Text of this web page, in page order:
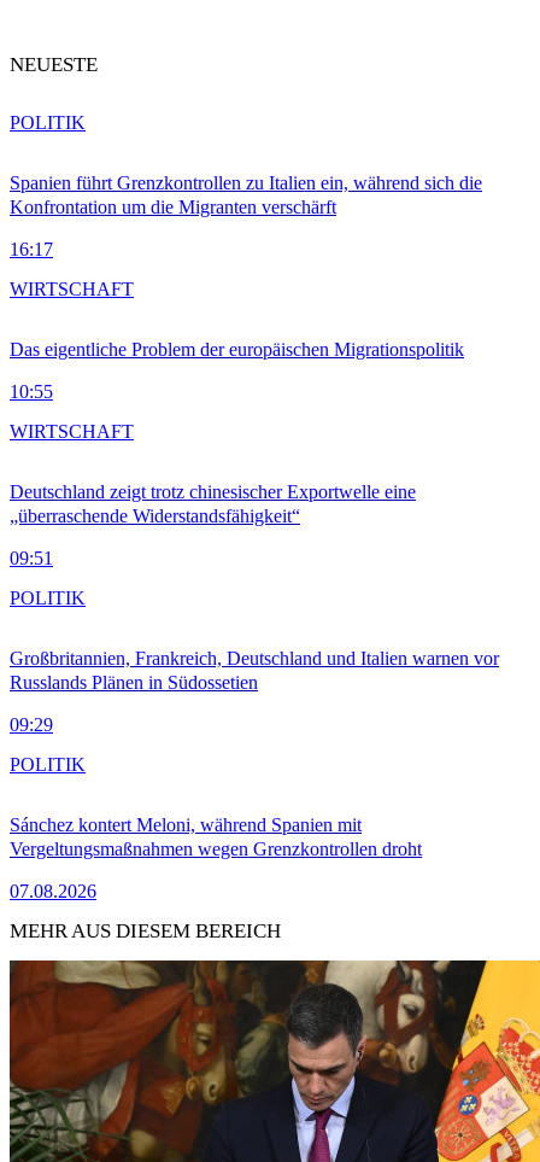
NEUESTE
Spanien führt Grenzkontrollen zu Italien ein, während sich die
Konfrontation um die Migranten verschärft
16:17
POLITIK
Das eigentliche Problem der europäischen Migrationspolitik
10:55
WIRTSCHAFT
Deutschland zeigt trotz chinesischer Exportwelle eine
„überraschende Widerstandsfähigkeit“
09:51
WIRTSCHAFT
Großbritannien, Frankreich, Deutschland und Italien warnen vor
Russlands Plänen in Südossetien
09:29
POLITIK
Sánchez kontert Meloni, während Spanien mit
Vergeltungsmaßnahmen wegen Grenzkontrollen droht
07.08.2026
POLITIK
MEHR AUS DIESEM BEREICH